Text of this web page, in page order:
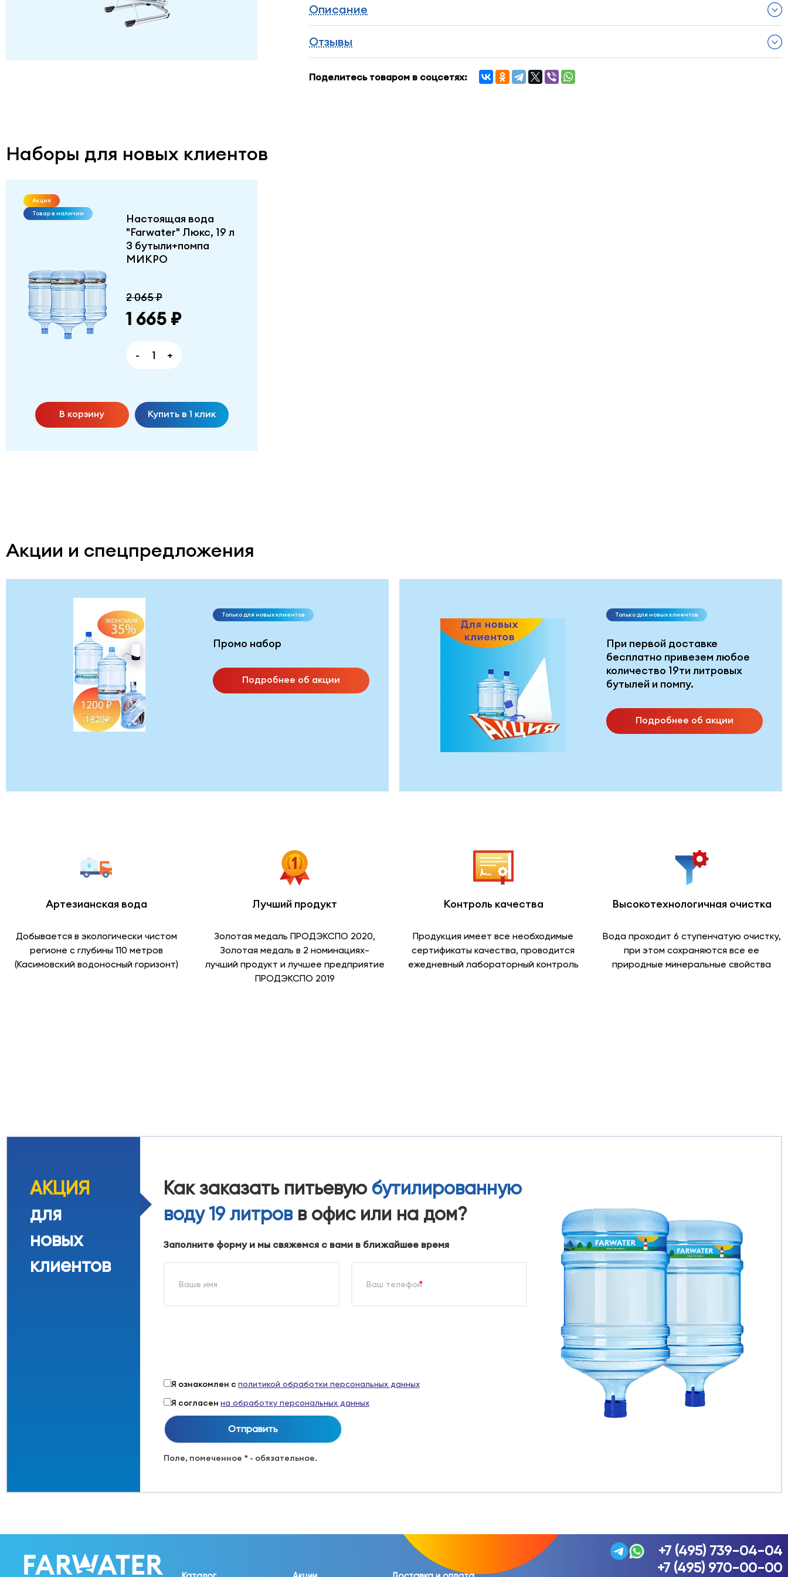
Описание
Отзывы
Поделитесь товаром в соцсетях:
Наборы для новых клиентов
Акция
Товар в наличии
Настоящая вода
"Farwater" Люкс, 19 л
3 бутыли+помпа
МИКРО
2 065 ₽
1 665 ₽
- +
В корзину Купить в 1 клик
Акции и спецпредложения
Только для новых клиентов
Промо набор
Подробнее об акции
Только для новых клиентов
При первой доставке
бесплатно привезем любое
количество 19ти литровых
бутылей и помпу.
Подробнее об акции
Артезианская вода
Добывается в экологически чистом
регионе с глубины 110 метров
(Касимовский водоносный горизонт)
Лучший продукт
Золотая медаль ПРОДЭКСПО 2020,
Золотая медаль в 2 номинациях-
лучший продукт и лучшее предприятие
ПРОДЭКСПО 2019
Контроль качества
Продукция имеет все необходимые
сертификаты качества, проводится
ежедневный лабораторный контроль
Высокотехнологичная очистка
Вода проходит 6 ступенчатую очистку,
при этом сохраняются все ее
природные минеральные свойства
АКЦИЯ
для
новых
клиентов
Как заказать питьевую бутилированную
воду 19 литровв офис или на дом?
Заполните форму и мы свяжемся с вами в ближайшее время
*
Я ознакомлен с политикой обработки персональных данных
Я согласен на обработку персональных данных
Поле, помеченное * - обязательное.
+7 (495) 739-04-04
+7 (495) 970-00-00